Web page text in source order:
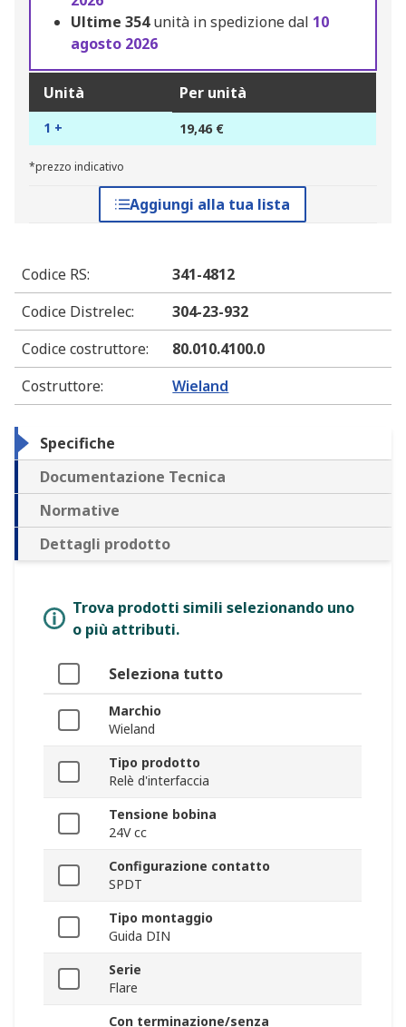
Ultime 354unità in spedizione dal 10
agosto 2026
Unità Per unità
1 + 19,46 €
*prezzo indicativo
Aggiungi alla tua lista
Codice RS:
341-4812
Codice Distrelec:
304-23-932
Codice costruttore:
80.010.4100.0
Costruttore: Wieland
Specifiche
Documentazione Tecnica
Normative
Dettagli prodotto
Trova prodotti simili selezionando uno
o più attributi.
Seleziona tutto
Marchio
Wieland
Tipo prodotto
Relè d'interfaccia
Tensione bobina
24V cc
Configurazione contatto
SPDT
Tipo montaggio
Guida DIN
Serie
Flare
Con terminazione/senza